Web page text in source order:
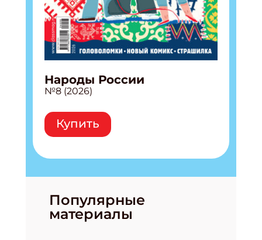
Народы России
№8 (2026)
Купить
Популярные
материалы